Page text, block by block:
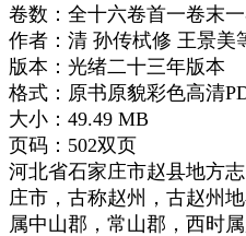
卷数：全十六卷首一卷末
作者：清 孙传栻修 王景美
版本：光绪二十三年版本
格式：原书原貌彩色高清
大小：49.49 MB
页码：502双页
河北省石家庄市赵县地方
庄市，古称赵州，古赵州
属中山郡，常山郡，西时